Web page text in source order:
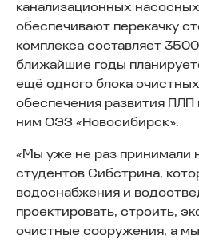
канализационных
обеспечивают перекачку
комплекса составляет
ближайшие годы
ещё одного блока
обеспечения развития
ним ОЭЗ «Новосибирск».
«Мы уже не раз принимали
студентов Сибстрина,
водоснабжения и
проектировать, строить,
очистные сооружения, а